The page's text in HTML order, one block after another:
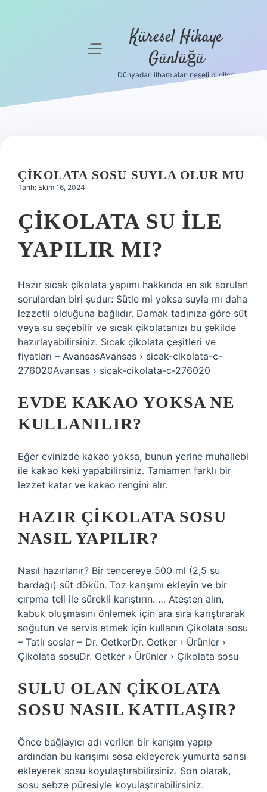
Hakkımızda
menüyü
Küresel Hikaye
Günlüğü
Dünyadan ilham alan neşeli bilgiler!
ÇIKOLATA SOSU SUYLA OLUR MU
Tarih: Ekim 16, 2024
ÇIKOLATA SU ILE
YAPILIR MI?
Hazır sıcak çikolata yapımı hakkında en sık sorulan
sorulardan biri şudur: Sütle mi yoksa suyla mı daha
lezzetli olduğuna bağlıdır. Damak tadınıza göre süt
veya su seçebilir ve sıcak çikolatanızı bu şekilde
hazırlayabilirsiniz. Sıcak çikolata çeşitleri ve
fiyatları – AvansasAvansas › sicak-cikolata-c-
276020Avansas › sicak-cikolata-c-276020
EVDE KAKAO YOKSA NE
KULLANILIR?
Eğer evinizde kakao yoksa, bunun yerine muhallebi
ile kakao keki yapabilirsiniz. Tamamen farklı bir
lezzet katar ve kakao rengini alır.
HAZIR ÇIKOLATA SOSU
NASIL YAPILIR?
Nasıl hazırlanır? Bir tencereye 500 ml (2,5 su
bardağı) süt dökün. Toz karışımı ekleyin ve bir
çırpma teli ile sürekli karıştırın. … Ateşten alın,
kabuk oluşmasını önlemek için ara sıra karıştırarak
soğutun ve servis etmek için kullanın Çikolata sosu
– Tatlı soslar – Dr. OetkerDr. Oetker › Ürünler ›
Çikolata sosuDr. Oetker › Ürünler › Çikolata sosu
SULU OLAN ÇIKOLATA
SOSU NASIL KATILAŞIR?
Önce bağlayıcı adı verilen bir karışım yapıp
ardından bu karışımı sosa ekleyerek yumurta sarısı
ekleyerek sosu koyulaştırabilirsiniz. Son olarak,
sosu sebze püresiyle koyulaştırabilirsiniz.